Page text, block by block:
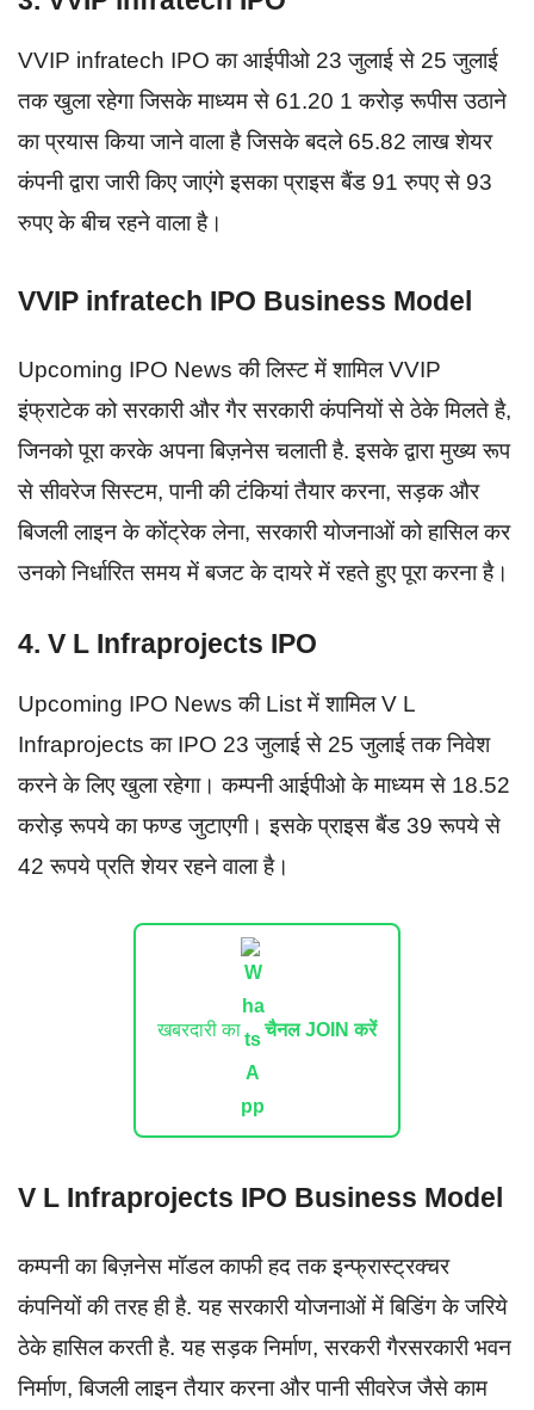
VVIP infratech IPO का आईपीओ 23 जुलाई से 25 जुलाई
तक खुला रहेगा जिसके माध्यम से 61.20 1 करोड़ रूपीस उठाने
का प्रयास किया जाने वाला है जिसके बदले 65.82 लाख शेयर
कंपनी द्वारा जारी किए जाएंगे इसका प्राइस बैंड 91 रुपए से 93
रुपए के बीच रहने वाला है।
VVIP infratech IPO Business Model
Upcoming IPO News की लिस्ट में शामिल VVIP
इंफ्राटेक को सरकारी और गैर सरकारी कंपनियों से ठेके मिलते है,
जिनको पूरा करके अपना बिज़नेस चलाती है. इसके द्वारा मुख्य रूप
से सीवरेज सिस्टम, पानी की टंकियां तैयार करना, सड़क और
बिजली लाइन के कोंट्रेक लेना, सरकारी योजनाओं को हासिल कर
उनको निर्धारित समय में बजट के दायरे में रहते हुए पूरा करना है।
4. V L Infraprojects IPO
Upcoming IPO News की List में शामिल V L
Infraprojects का IPO 23 जुलाई से 25 जुलाई तक निवेश
करने के लिए खुला रहेगा। कम्पनी आईपीओ के माध्यम से 18.52
करोड़ रूपये का फण्ड जुटाएगी। इसके प्राइस बैंड 39 रूपये से
42 रूपये प्रति शेयर रहने वाला है।
खबरदारी का चैनल JOIN करें
V L Infraprojects IPO Business Model
कम्पनी का बिज़नेस मॉडल काफी हद तक इन्फ्रास्ट्रक्चर
कंपनियों की तरह ही है. यह सरकारी योजनाओं में बिडिंग के जरिये
ठेके हासिल करती है. यह सड़क निर्माण, सरकरी गैरसरकारी भवन
निर्माण, बिजली लाइन तैयार करना और पानी सीवरेज जैसे काम